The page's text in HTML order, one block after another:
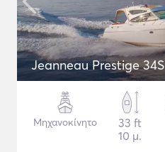
Jeanneau Prestige 34S
Μηχανοκίνητο
33 ft
10 μ.